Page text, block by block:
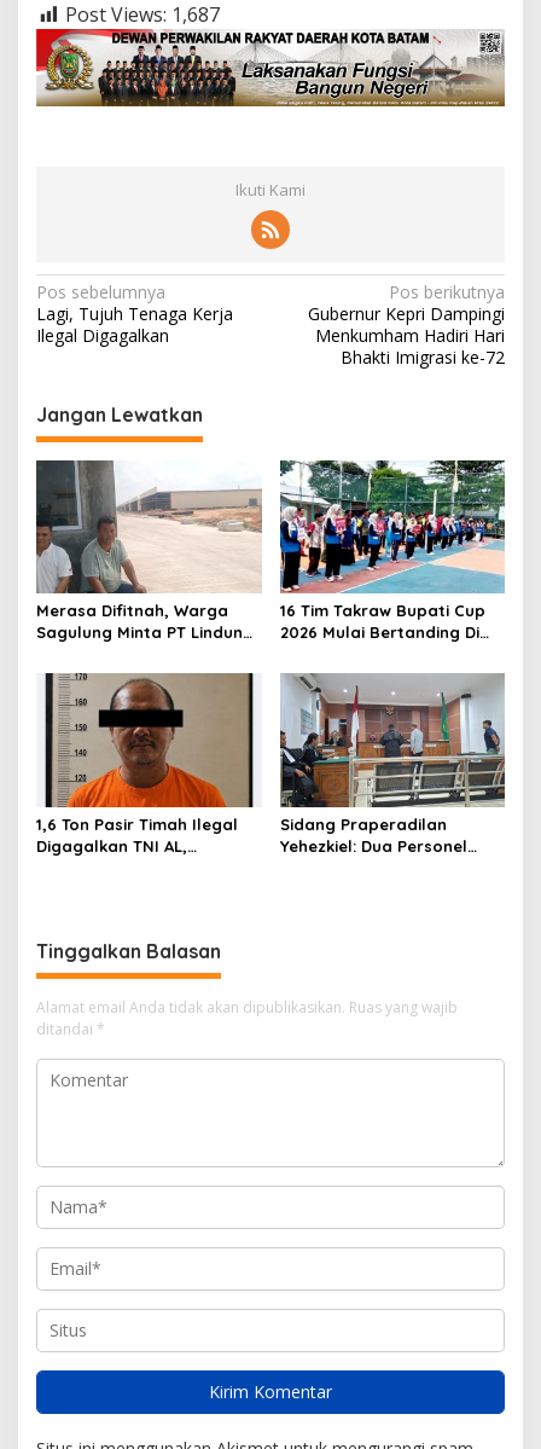
Post Views: 1,687
Ikuti Kami
N
a
i
g
a
s
i
p
o
s
Pos sebelumnya
Lagi, Tujuh Tenaga Kerja
Ilegal Digagalkan
Pos berikutnya
Gubernur Kepri Dampingi
Menkumham Hadiri Hari
Bhakti Imigrasi ke-72
Jangan Lewatkan
Merasa Difitnah, Warga
Sagulung Minta PT Lindung
Perlakuan Merendahkan
Masyarakat
16 Tim Takraw Bupati Cup
2026 Mulai Bertanding Di
1,6 Ton Pasir Timah Ilegal
Digagalkan TNI AL,
Sidang Praperadilan
Yehezkiel: Dua Personel
Tinggalkan Balasan
Alamat email Anda tidak akan dipublikasikan. Ruas yang wajib
ditandai *